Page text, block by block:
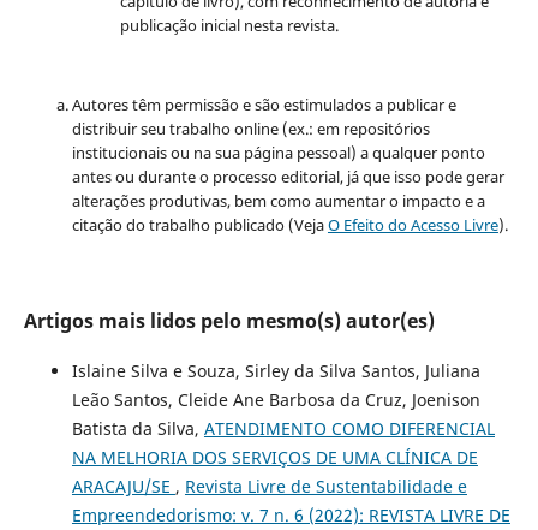
publicação inicial nesta revista.
Autores têm permissão e são estimulados a publicar e
distribuir seu trabalho online (ex.: em repositórios
institucionais ou na sua página pessoal) a qualquer ponto
antes ou durante o processo editorial, já que isso pode gerar
alterações produtivas, bem como aumentar o impacto e a
citação do trabalho publicado (VejaO Efeito do Acesso Livre).
Artigos mais lidos pelo mesmo(s) autor(es)
Islaine Silva e Souza, Sirley da Silva Santos, Juliana
Leão Santos, Cleide Ane Barbosa da Cruz, Joenison
Batista da Silva, ATENDIMENTO COMO DIFERENCIAL
NA MELHORIA DOS SERVIÇOS DE UMA CLÍNICA DE
ARACAJU/SE , Revista Livre de Sustentabilidade e
Empreendedorismo: v. 7 n. 6 (2022): REVISTA LIVRE DE